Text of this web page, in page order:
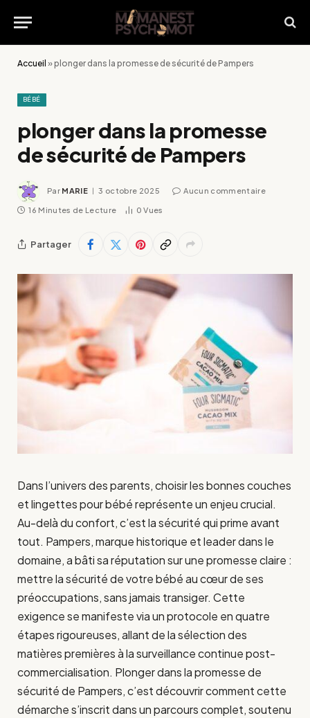
Accueil »plonger dans la promesse de sécurité de Pampers
BÉBÉ
plonger dans la promesse
de sécurité de Pampers
Par MARIE 3 octobre 2025 Aucun commentaire
16 Minutes de Lecture 0Vues
Partager
Dans l’univers des parents, choisir les bonnes couches
et lingettes pour bébé représente un enjeu crucial.
Au-delà du confort, c’est la sécurité qui prime avant
tout. Pampers, marque historique et leader dans le
domaine, a bâti sa réputation sur une promesse claire :
mettre la sécurité de votre bébé au cœur de ses
préoccupations, sans jamais transiger. Cette
exigence se manifeste via un protocole en quatre
étapes rigoureuses, allant de la sélection des
matières premières à la surveillance continue post-
commercialisation. Plonger dans la promesse de
sécurité de Pampers, c’est découvrir comment cette
démarche s’inscrit dans un parcours complet, soutenu